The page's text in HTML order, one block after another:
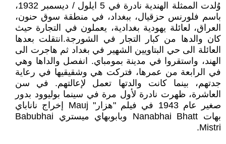
وُلدت الممثلة الهندية نادرة في 5 ايلول / ديسمبر 1932،
باسم فلورنس حزقيال، ببغداد، في منطقة سوق حنون،
العراق، لعائلة يهودية بغدادية، يعملون في التجارة حيث
كان والدها من كبار التجار في الشورجة.انتقلت بعدها
العائلة الى حي البتاويين الشهير في بغداد ثم هاجرت الى
الهند، واستقروا في مدينة بمومباي. انفصل والداها وهي
في الرابعة من عمرها، فتركت هي وشقيقيها في رعاية
جدتهم، بينما كانت والدتها تعمل لإعالتهم. في سن
العاشرة، ظهرت نادرة لأول مرة في سينما بوليوود بدور
صغير عام 1943 في فيلم "هزار" Mauj إخراج ناناباي
بهات Nanabhai Bhatt وبابوبهاي ميستري Babubhai
Mistri.